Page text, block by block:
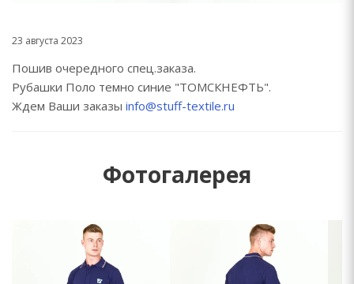
23 августа 2023
Пошив очередного спец.заказа.
Рубашки Поло темно синие "ТОМСКНЕФТЬ".
Ждем Ваши заказы info@stuff-textile.ru
Фотогалерея